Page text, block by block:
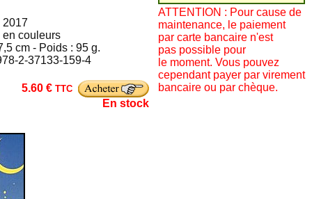
2017
en couleurs
cm - Poids : 95 g.
2-37133-159-4
5.60 € TTC
En stock
ATTENTION : Pour cause de
maintenance, le paiement
par carte bancaire n'est
pas possible pour
le moment. Vous pouvez
cependant payer par virement
bancaire ou par chèque.